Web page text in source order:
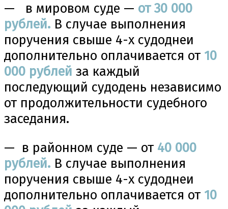
— в мировом суде — от 30 000
рублей. В случае выполнения
поручения свыше 4-х судоднеи
дополнительно оплачивается от 10
000 рублей за каждый
последующий судодень независимо
от продолжительности судебного
заседания.
— в районном суде — от 40 000
рублей. В случае выполнения
поручения свыше 4-х судоднеи
дополнительно оплачивается от 10